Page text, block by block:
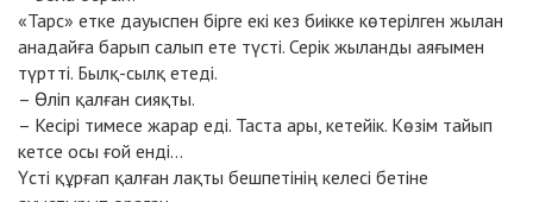
«Тарс» етке дауыспен бірге екі кез биікке көтерілген жылан
анадайға барып салып ете түсті. Серік жыланды аяғымен
түртті. Былқ-сылқ етеді.
– Өліп қалған сияқты.
– Кесірі тимесе жарар еді. Таста ары, кетейік. Көзім тайып
кетсе осы ғой енді...
Үсті құрғап қалған лақты бешпетінің келесі бетіне